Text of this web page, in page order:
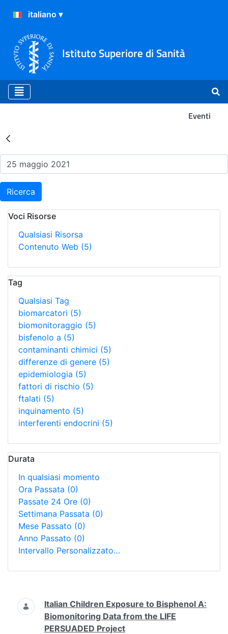
Istituto Superiore di Sanità
Eventi
Risultati della Ricerca -
Ricerca
Voci Risorse
Qualsiasi Risorsa
Contenuto Web (5)
Tag
Qualsiasi Tag
biomarcatori (5)
biomonitoraggio (5)
bisfenolo a (5)
contaminanti chimici (5)
differenze di genere (5)
epidemiologia (5)
fattori di rischio (5)
ftalati (5)
inquinamento (5)
interferenti endocrini (5)
Durata
In qualsiasi momento
Ora Passata (0)
Passate 24 Ore (0)
Settimana Passata (0)
Mese Passato (0)
Anno Passato (0)
Intervallo Personalizzato…
Ricerca
Italian Children Exposure to Bisphenol A:
Biomonitoring Data from the LIFE
PERSUADED Project